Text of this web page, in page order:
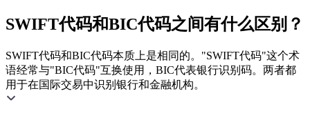
SWIFT代码和BIC代码之间有什么区别？
SWIFT代码和BIC代码本质上是相同的。"SWIFT代码"这个术
语经常与"BIC代码"互换使用，BIC代表银行识别码。两者都
用于在国际交易中识别银行和金融机构。